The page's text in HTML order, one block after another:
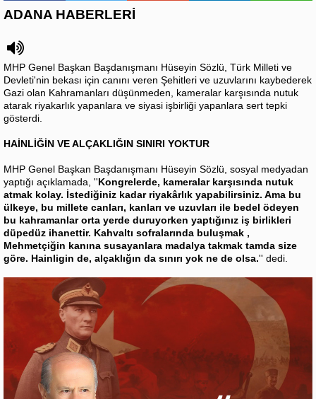
ADANA HABERLERİ
MHP Genel Başkan Başdanışmanı Hüseyin Sözlü, Türk Milleti ve
Devleti'nin bekası için canını veren Şehitleri ve uzuvlarını kaybederek
Gazi olan Kahramanları düşünmeden, kameralar karşısında nutuk
atarak riyakarlık yapanlara ve siyasi işbirliği yapanlara sert tepki
gösterdi.
HAİNLİĞİN VE ALÇAKLIĞIN SINIRI YOKTUR
MHP Genel Başkan Başdanışmanı Hüseyin Sözlü, sosyal medyadan
yaptığı açıklamada, ''Kongrelerde, kameralar karşısında nutuk
atmak kolay. İstediğiniz kadar riyakârlık yapabilirsiniz. Ama bu
ülkeye, bu millete canları, kanları ve uzuvları ile bedel ödeyen
bu kahramanlar orta yerde duruyorken yaptığınız iş birlikleri
düpedüz ihanettir. Kahvaltı sofralarında buluşmak ,
Mehmetçiğin kanına susayanlara madalya takmak tamda size
göre. Hainligin de, alçaklığın da sınırı yok ne de olsa.'' dedi.